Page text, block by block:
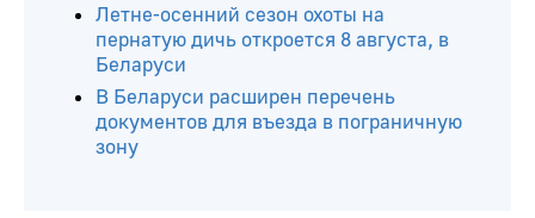
Летне-осенний сезон охоты на
пернатую дичь откроется 8 августа, в
Беларуси
В Беларуси расширен перечень
документов для въезда в пограничную
зону